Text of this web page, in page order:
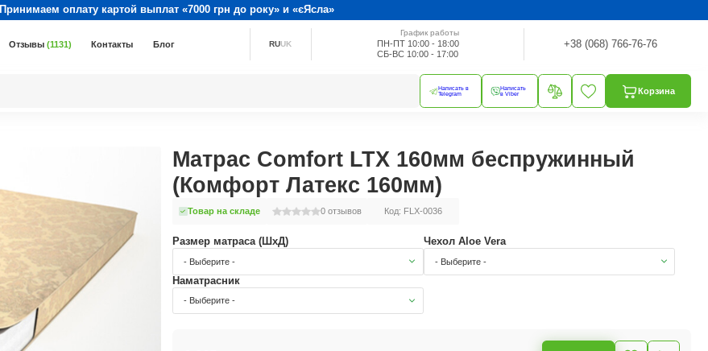
Принимаем оплату картой выплат «7000 грн до року» и «єЯсла»
Отзывы (1131) Контакты Блог RUUK
График работы
ПН-ПТ 10:00 - 18:00
СБ-ВС 10:00 - 17:00
+38 (068) 766-76-76
Написать в
Telegram
Написать
в Viber
Корзина
Матрас Comfort LTX 160мм беспружинный
(Комфорт Латекс 160мм)
Товар на складе 0 отзывов Код: FLX-0036
Размер матраса (ШхД)
- Выберите -
Чехол Aloe Vera
- Выберите -
Наматрасник
- Выберите -